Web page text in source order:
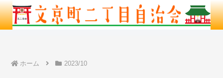
ホーム 2023/10